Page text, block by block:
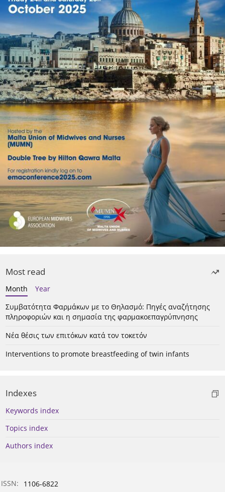
Most read
Month
Year
Συμβατότητα Φαρμάκων με το Θηλασμό: Πηγές αναζήτησης
πληροφοριών και η σημασία της φαρμακοεπαγρύπνησης
Νέα θέσις των επιτόκων κατά τον τοκετόν
Interventions to promote breastfeeding of twin infants
Indexes
Keywords index
Topics index
Authors index
ISSN: 1106-6822